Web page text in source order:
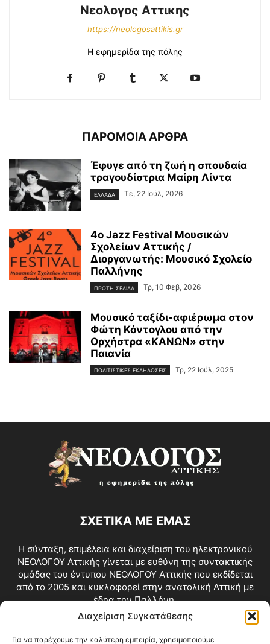
Διαχείριση Συγκατάθεσης
Για να παρέχουμε την καλύτερη εμπειρία, χρησιμοποιούμε
Νεολογος Αττικης
https://neologosattikis.gr
Η εφημερίδα της πόλης
ΠΑΡΟΜΟΙΑ ΑΡΘΡΑ
Έφυγε από τη ζωή η σπουδαία
τραγουδίστρια Μαίρη Λίντα
ΕΛΛΑΔΑ Τε, 22 Ιούλ, 2026
4ο Jazz Festival Μουσικών
Σχολείων Αττικής /
Διοργανωτής: Μουσικό Σχολείο
Παλλήνης
ΠΡΩΤΗ ΣΕΛΙΔΑ Τρ, 10 Φεβ, 2026
Μουσικό ταξίδι-αφιέρωμα στον
Φώτη Κόντογλου από την
Ορχήστρα «ΚΑΝΩΝ» στην
Παιανία
ΠΟΛΙΤΙΣΤΙΚΕΣ ΕΚΔΗΛΩΣΕΙΣ Τρ, 22 Ιούλ, 2025
ΣΧΕΤΙΚΑ ΜΕ ΕΜΑΣ
Η σύνταξη, επιμέλεια και διαχείριση του ηλεκτρονικού
ΝΕΟΛΟΓΟΥ Αττικής γίνεται με ευθύνη της συντακτικής
ομάδας του έντυπου ΝΕΟΛΟΓΟΥ Αττικής που εκδίδεται
από το 2005 και κυκλοφορεί στην ανατολική Αττική με
έδρα την Παλλήνη.
Επικοινωνία:info@neologosattikis.gr